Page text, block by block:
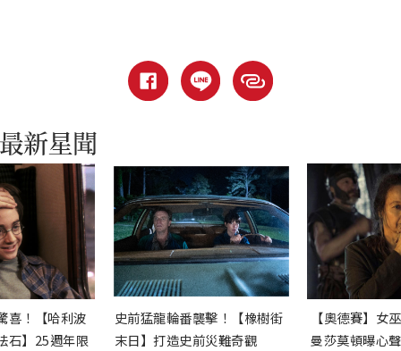
喜！【哈利波
石】25週年限
史前猛龍輪番襲擊！【橡樹街
末日】打造史前災難奇觀
【奧德賽】女
曼莎莫頓曝心